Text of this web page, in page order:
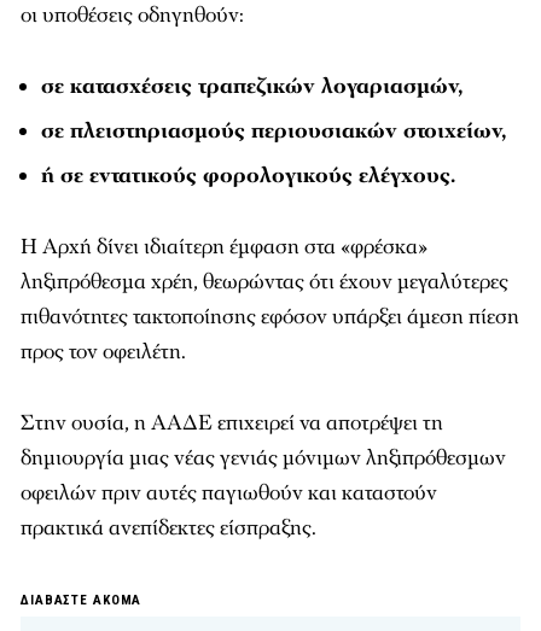
οι υποθέσεις οδηγηθούν:
σε κατασχέσεις τραπεζικών λογαριασμών,
σε πλειστηριασμούς περιουσιακών στοιχείων,
ή σε εντατικούς φορολογικούς ελέγχους.
Η Αρχή δίνει ιδιαίτερη έμφαση στα «φρέσκα»
ληξιπρόθεσμα χρέη, θεωρώντας ότι έχουν μεγαλύτερες
πιθανότητες τακτοποίησης εφόσον υπάρξει άμεση πίεση
προς τον οφειλέτη.
Στην ουσία, η ΑΑΔΕ επιχειρεί να αποτρέψει τη
δημιουργία μιας νέας γενιάς μόνιμων ληξιπρόθεσμων
οφειλών πριν αυτές παγιωθούν και καταστούν
πρακτικά ανεπίδεκτες είσπραξης.
ΔΙΑΒΑΣΤΕ ΑΚΟΜΑ